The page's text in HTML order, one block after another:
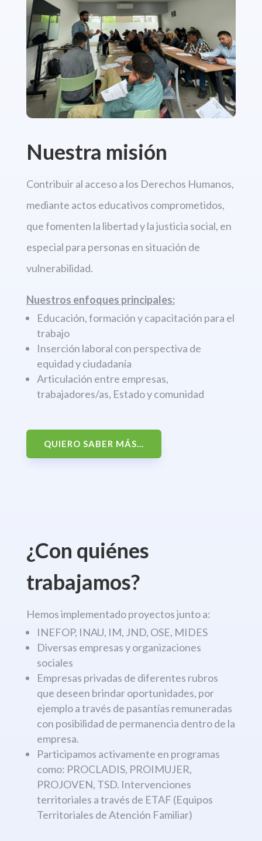
Nuestra misión
Contribuir al acceso a los Derechos Humanos,
mediante actos educativos comprometidos,
que fomenten la libertady la justicia social, en
especial para personas en situación de
vulnerabilidad.
Nuestros enfoques principales:
Educación, formación y capacitación para el
trabajo
Inserción laboral con perspectiva de
equidad y ciudadanía
Articulación entre empresas,
trabajadores/as, Estado y comunidad
QUIERO SABER MÁS...
¿Con quiénes
trabajamos?
Hemos implementado proyectos junto a:
INEFOP, INAU, IM, JND, OSE, MIDES
Diversas empresas y organizaciones
sociales
Empresas privadas de diferentes rubros
que deseen brindar oportunidades, por
ejemplo a través de pasantías remuneradas
con posibilidad de permanencia dentro de la
empresa.
Participamos activamente en programas
como: PROCLADIS, PROIMUJER,
PROJOVEN, TSD. Intervenciones
territoriales a través de ETAF (Equipos
Territoriales de Atención Familiar)